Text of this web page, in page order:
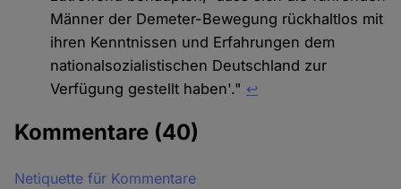
Männer der Demeter-Bewegung rückhaltlos mit
ihren Kenntnissen und Erfahrungen dem
nationalsozialistischen Deutschland zur
Verfügung gestellt haben'." ↩︎
Kommentare (40)
Netiquette für Kommentare